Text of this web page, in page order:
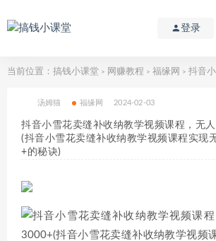
登录
当前位置： 搞钱小课堂 > 网赚教程 > 福缘网 > 抖音小雪花卖缝补收纳教学视
汤姆猫 福缘网 2024-02-03
抖音小雪花卖缝补收纳教学视频课程，无
(抖音小雪花卖缝补收纳教学视频课程实现
+的秘诀)